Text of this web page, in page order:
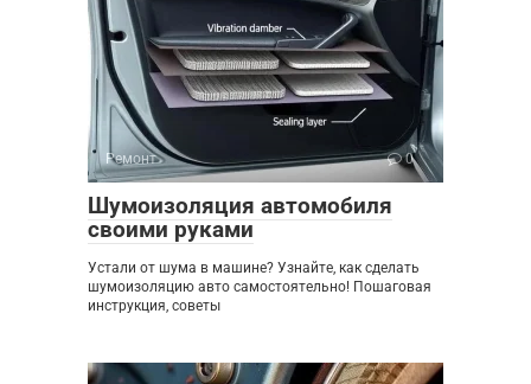
Ремонт 0
Шумоизоляция автомобиля
своими руками
Устали от шума в машине? Узнайте, как сделать
шумоизоляцию авто самостоятельно! Пошаговая
инструкция, советы